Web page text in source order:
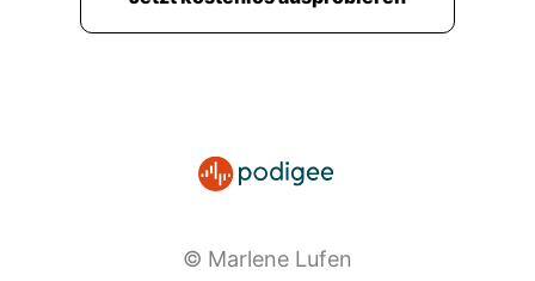
© Marlene Lufen